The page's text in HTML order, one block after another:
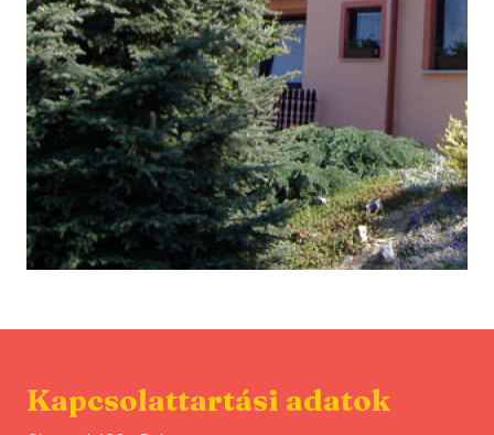
Kapcsolattartási adatok